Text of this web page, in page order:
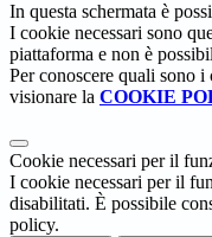
In questa schermata è
I cookie necessari sono
piattaforma e non è
Per conoscere quali sono
visionare la COOKIE
Cookie necessari per il
I cookie necessari per il
disabilitati. È possibile
policy.